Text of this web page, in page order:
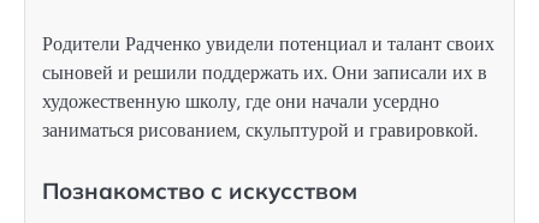
Родители Радченко увидели потенциал и талант своих
сыновей и решили поддержать их. Они записали их в
художественную школу, где они начали усердно
заниматься рисованием, скульптурой и гравировкой.
Познакомство с искусством